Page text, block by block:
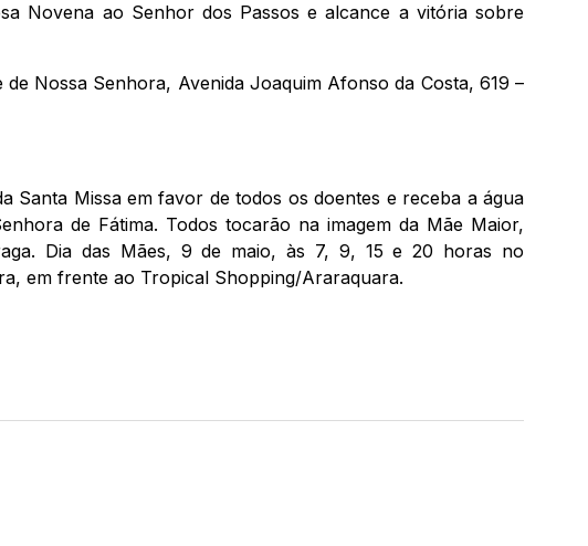
Novena ao Senhor dos Passos e alcance a vitória sobre
Nossa Senhora, Avenida Joaquim Afonso da Costa, 619 –
Santa Missa em favor de todos os doentes e receba a água
de Fátima. Todos tocarão na imagem da Mãe Maior,
Dia das Mães, 9 de maio, às 7, 9, 15 e 20 horas no
em frente ao Tropical Shopping/Araraquara.